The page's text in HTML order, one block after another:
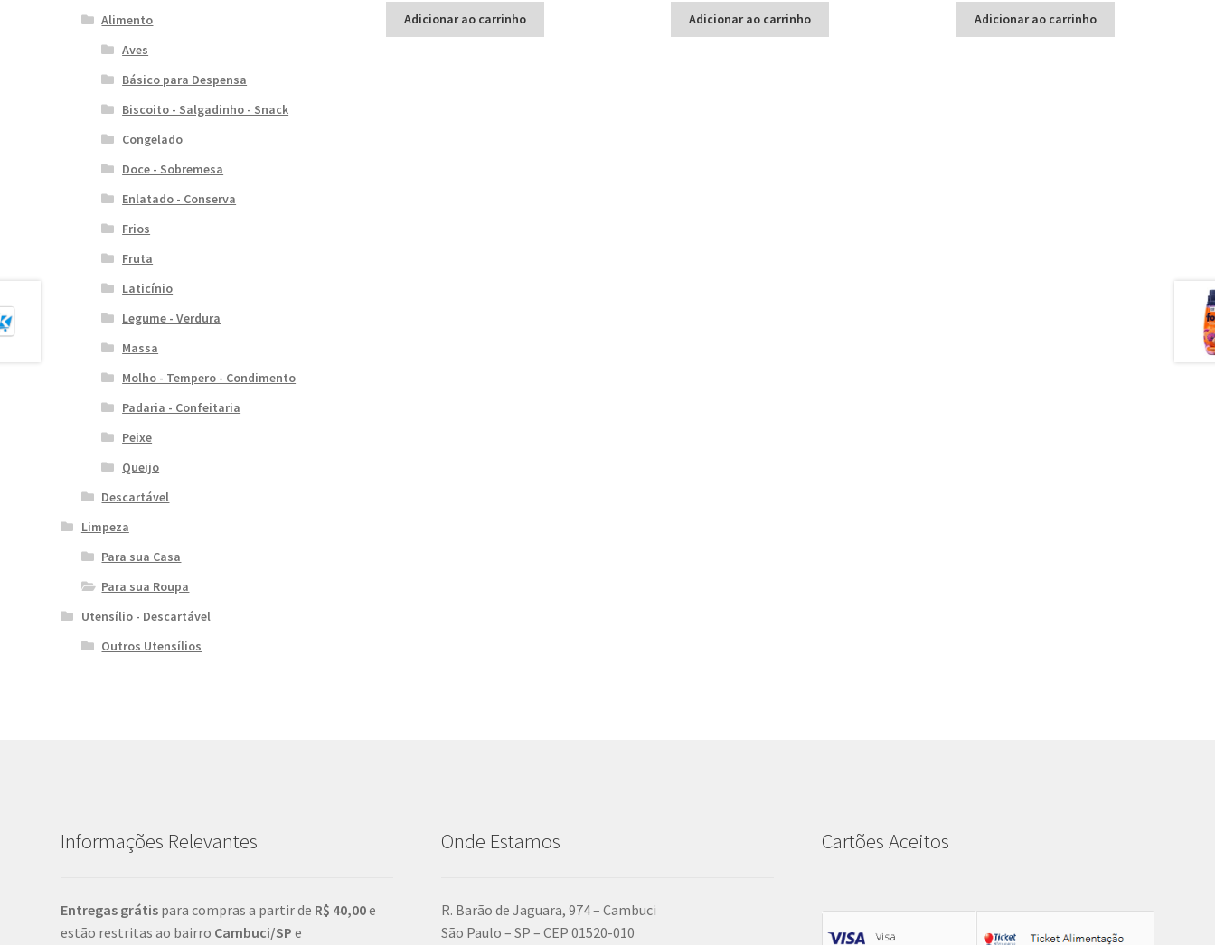
Adicionar ao carrinho Adicionar ao carrinho Adicionar ao carrinho
Alimento
Aves
Básico para Despensa
Biscoito - Salgadinho - Snack
Congelado
Doce - Sobremesa
Enlatado - Conserva
Frios
Fruta
Laticínio
Legume - Verdura
Massa
Molho - Tempero - Condimento
Padaria - Confeitaria
Peixe
Queijo
Descartável
Limpeza
Para sua Casa
Para sua Roupa
Utensílio - Descartável
Outros Utensílios
Informações Relevantes
Entregas grátis para compras a partir de R$ 40,00e
estão restritas ao bairro Cambuci/SP e
Onde Estamos
R. Barão de Jaguara, 974 – Cambuci
São Paulo – SP – CEP 01520-010
Cartões Aceitos